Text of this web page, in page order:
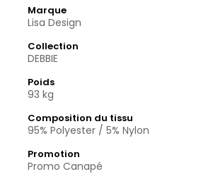
Marque
Lisa Design
Collection
DEBBIE
Poids
93 kg
Composition du tissu
95% Polyester / 5% Nylon
Promotion
Promo Canapé